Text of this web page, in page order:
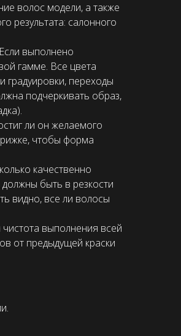
волос модели, а также
результата: салонного
Если выполнено
гамме. Все цвета
градуировки, переходы
подчеркивать образ,
ли он желаемого
чтобы форма
качественно
быть в резкости
видно, все ли волосы
чистота выполнения всей
от предыдущей краски